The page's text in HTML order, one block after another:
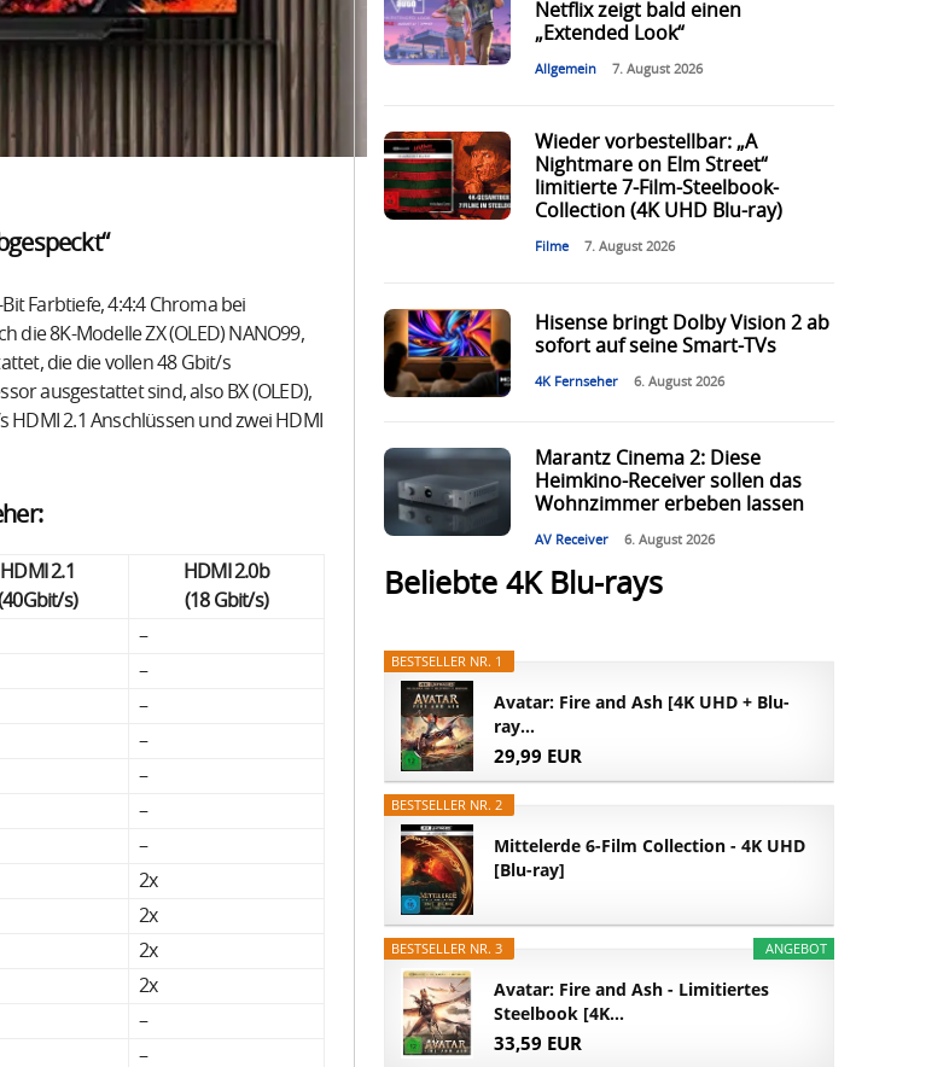
Farbtiefe, 4:4:4 Chroma bei
8K-Modelle ZX (OLED) NANO99,
die die vollen 48 Gbit/s
ausgestattet sind, also BX (OLED),
HDMI 2.1 Anschlüssen und zwei HDMI
HDMI 2.1
s)
HDMI 2.0b
(18 Gbit/s)
–
–
–
–
–
–
–
2x
2x
2x
2x
–
–
Netflix zeigt bald einen
„Extended Look“
Allgemein 7. August 2026
Wieder vorbestellbar: „A
Nightmare on Elm Street“
limitierte 7-Film-Steelbook-
Collection (4K UHD Blu-ray)
Filme 7. August 2026
Hisense bringt Dolby Vision 2 ab
sofort auf seine Smart-TVs
4K Fernseher 6. August 2026
Marantz Cinema 2: Diese
Heimkino-Receiver sollen das
Wohnzimmer erbeben lassen
AV Receiver 6. August 2026
Beliebte 4K Blu-rays
BESTSELLER NR. 1
Avatar: Fire and Ash [4K UHD + Blu-
ray...
29,99 EUR
BESTSELLER NR. 2
Mittelerde 6-Film Collection - 4K UHD
[Blu-ray]
ANGEBOT
BESTSELLER NR. 3
Avatar: Fire and Ash - Limitiertes
Steelbook [4K...
33,59 EUR